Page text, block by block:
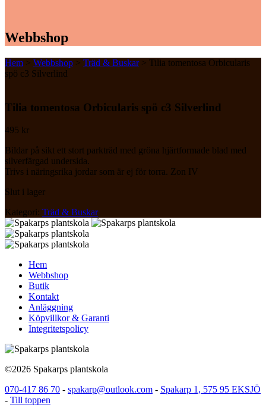
Webbshop
Hem > Webbshop > Träd & Buskar> Tilia tomentosa Orbicularis
spö c3 Silverlind
Tilia tomentosa Orbicularis spö c3 Silverlind
495 kr
Bildar på sikt ett stort parkträd med gröna hjärtformade blad med
silverfärgad undersida.
Trivs i näringsrika jordar som är ej för torra. Zon IV
Slut i lager
Kategori: Träd & Buskar
Hem
Webbshop
Butik
Kontakt
Anläggning
Köpvillkor & Garanti
Integritetspolicy
©2026 Spakarps plantskola
070-417 86 70 - spakarp@outlook.com - Spakarp 1, 575 95 EKSJÖ
- Till toppen